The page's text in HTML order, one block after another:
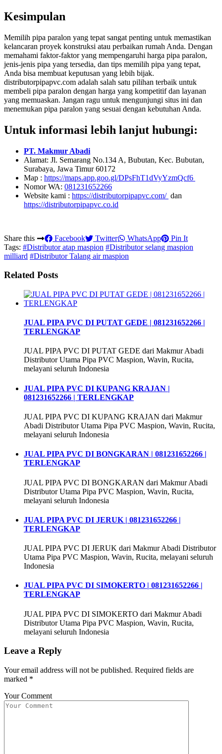
Kesimpulan
Memilih pipa paralon yang tepat sangat penting untuk memastikan
kelancaran proyek konstruksi atau perbaikan rumah Anda. Dengan
memahami faktor-faktor yang mempengaruhi harga pipa paralon,
jenis-jenis pipa yang tersedia, dan tips memilih pipa yang tepat,
Anda bisa membuat keputusan yang lebih bijak.
distributorpipapvc.com adalah salah satu pilihan terbaik untuk
membeli pipa paralon dengan harga yang kompetitif dan layanan
yang memuaskan. Jangan ragu untuk mengunjungi situs ini dan
menemukan pipa paralon yang sesuai dengan kebutuhan Anda.
Untuk informasi lebih lanjut hubungi:
PT. Makmur Abadi
Alamat: Jl. Semarang No.134 A, Bubutan, Kec. Bubutan,
Surabaya, Jawa Timur 60172
Map : https://maps.app.goo.gl/DPsFhT1dVyYzmQcf6
Nomor WA: 081231652266
Website kami : https://distributorpipapvc.com/ dan
https://distributorpipapvc.co.id
Share this Facebook Twitter WhatsApp
Pin It
Tags: #Distributor atap maspion #Distributor selang maspion
milliard #Distributor Talang air maspion
Related Posts
JUAL PIPA PVC DI PUTAT GEDE | 081231652266 |
TERLENGKAP
JUAL PIPA PVC DI PUTAT GEDE dari Makmur Abadi
Distributor Utama Pipa PVC Maspion, Wavin, Rucita,
melayani seluruh Indonesia
JUAL PIPA PVC DI KUPANG KRAJAN |
081231652266 | TERLENGKAP
JUAL PIPA PVC DI KUPANG KRAJAN dari Makmur
Abadi Distributor Utama Pipa PVC Maspion, Wavin, Rucita,
melayani seluruh Indonesia
JUAL PIPA PVC DI BONGKARAN | 081231652266 |
TERLENGKAP
JUAL PIPA PVC DI BONGKARAN dari Makmur Abadi
Distributor Utama Pipa PVC Maspion, Wavin, Rucita,
melayani seluruh Indonesia
JUAL PIPA PVC DI JERUK | 081231652266 |
TERLENGKAP
JUAL PIPA PVC DI JERUK dari Makmur Abadi Distributor
Utama Pipa PVC Maspion, Wavin, Rucita, melayani seluruh
Indonesia
JUAL PIPA PVC DI SIMOKERTO | 081231652266 |
TERLENGKAP
JUAL PIPA PVC DI SIMOKERTO dari Makmur Abadi
Distributor Utama Pipa PVC Maspion, Wavin, Rucita,
melayani seluruh Indonesia
Leave a Reply
Your email address will not be published. Required fields are
marked *
Your Comment